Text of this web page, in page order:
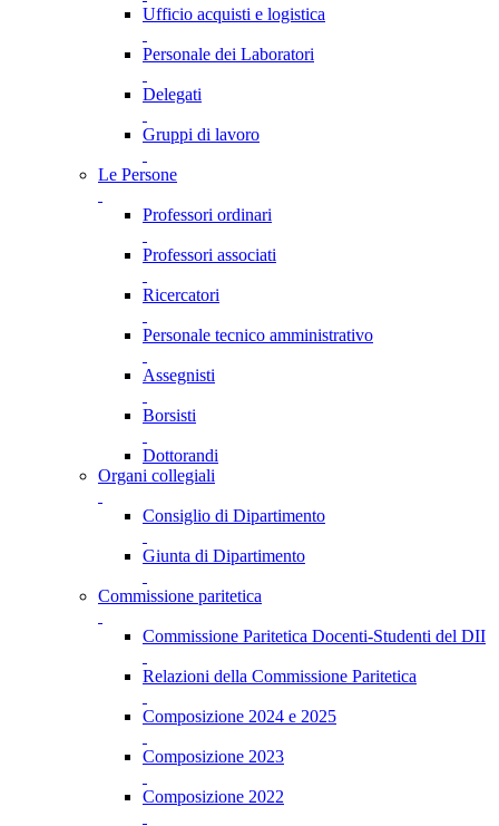
Ufficio acquisti e logistica
Personale dei Laboratori
Delegati
Gruppi di lavoro
Le Persone
Professori ordinari
Professori associati
Ricercatori
Personale tecnico amministrativo
Assegnisti
Borsisti
Dottorandi
Organi collegiali
Consiglio di Dipartimento
Giunta di Dipartimento
Commissione paritetica
Commissione Paritetica Docenti-Studenti del DII
Relazioni della Commissione Paritetica
Composizione 2024 e 2025
Composizione 2023
Composizione 2022